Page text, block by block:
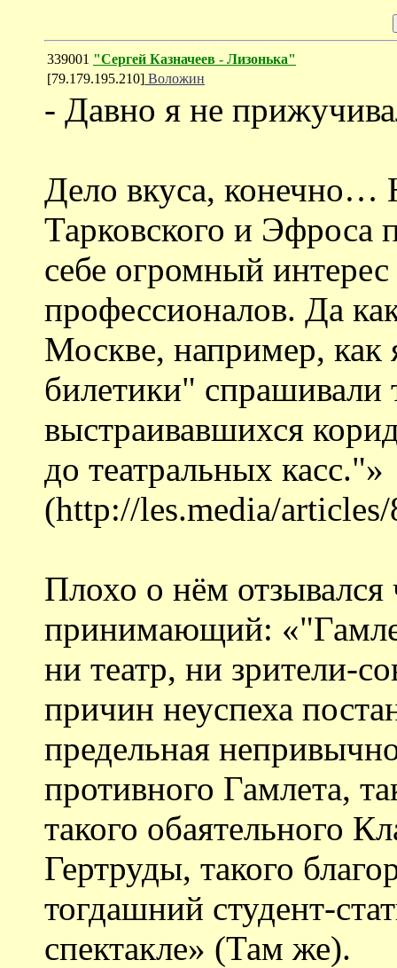
339001 "Сергей Казначеев - Лизонька"
[79.179.195.210] Воложин
- Давно я не
Дело вкуса,
Тарковского и Эфроса
себе огромный
профессионалов. Да
Москве, например,
билетики"
выстраивавшихся
до театральных касс."»
(http://les.media/
Плохо о нём отзывался
принимающий:
ни театр, ни зрители-
причин неуспеха
предельная
противного Гамлета,
такого обаятельного
Гертруды, такого
тогдашний студент-
спектакле» (Там же).